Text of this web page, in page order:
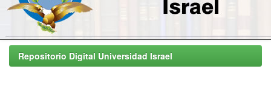
Skip
navigationRepositorio Digital Universidad Israel